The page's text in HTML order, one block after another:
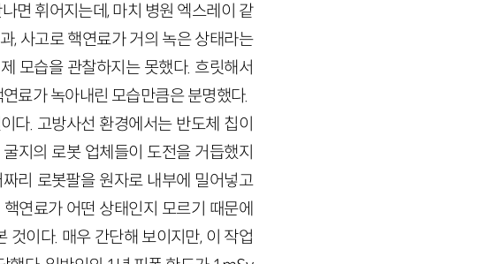
면 휘어지는데, 마치 병원 엑스레이 같
, 사고로 핵연료가 거의 녹은 상태라는
모습을 관찰하지는 못했다. 흐릿해서
료가 녹아내린 모습만큼은 분명했다.
다. 고방사선 환경에서는 반도체 칩이
지의 로봇 업체들이 도전을 거듭했지
리 로봇팔을 원자로 내부에 밀어넣고
연료가 어떤 상태인지 모르기 때문에
것이다. 매우 간단해 보이지만, 이 작업